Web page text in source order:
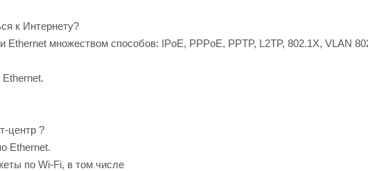
к Интернету?
множеством способов: IPoE, PPPoE, PPTP, L2TP, 802.1X, VLAN
центр ?
Ethernet.
по Wi-Fi, в том числе